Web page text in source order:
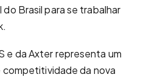
Brasil para se trabalhar
e da Axter representa um
da nova